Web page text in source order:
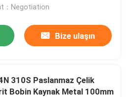
：Negotiation
Bize ulaşın
310S Paslanmaz Çelik
Bobin Kaynak Metal 100mm